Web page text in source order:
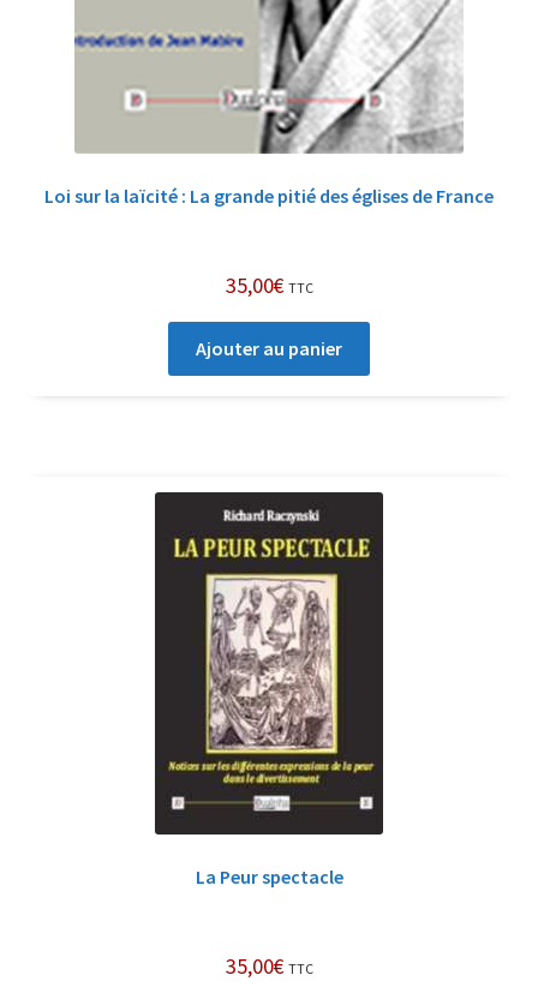
Loi sur la laïcité : La grande pitié des églises de France
35,00€ TTC
Ajouter au panier
La Peur spectacle
35,00€ TTC